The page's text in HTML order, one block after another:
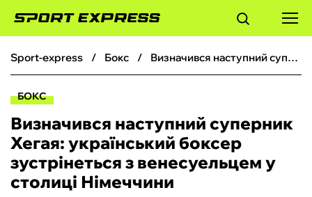
ФУТБОЛ
БОКС
ХОКЕЙ
sport-express бокс Визначився наступний суперник Хегая: український боксер зустрінеться з венесуельцем у столиці Німеччини
БОКС
Визначився наступний суперник
Хегая: український боксер
зустрінеться з венесуельцем у
столиці Німеччини